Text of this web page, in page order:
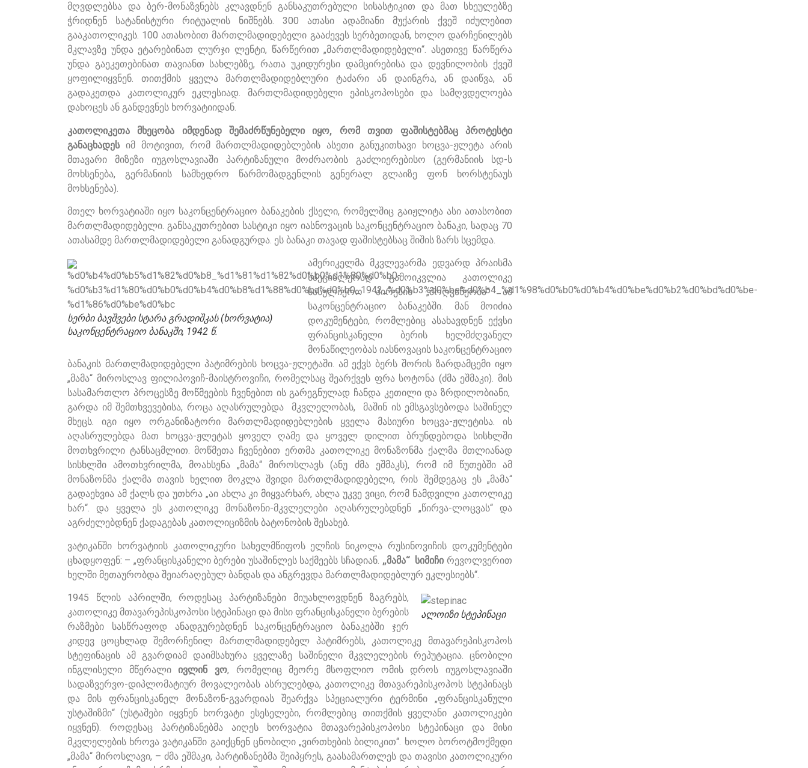
მღვდლებსა და ბერ-მონაზვნებს კლავდნენ განსაკუთრებული სისასტიკით და მათ სხეულებზე
ჭრიდნენ სატანისტური რიტუალის ნიშნებს. 300 ათასი ადამიანი მუქარის ქვეშ იძულებით
გააკათოლიკეს. 100 ათასობით მართლმადიდებელი გააძევეს სერბეთიდან, ხოლო დარჩენილებს
მკლავზე უნდა ეტარებინათ ლურჯი ლენტი, წარწერით „მართლმადიდებელი“. ასეთივე წარწერა
უნდა გაეკეთებინათ თავიანთ სახლებზე, რათა უკიდურესი დამცირებისა და დევნილობის ქვეშ
ყოფილიყვნენ. თითქმის ყველა მართლმადიდებლური ტაძარი ან დაინგრა, ან დაიწვა, ან
გადაკეთდა კათოლიკურ ეკლესიად. მართლმადიდებელი ეპისკოპოსები და სამღვდელოება
დახოცეს ან განდევნეს ხორვატიიდან.
კათოლიკეთამხეცობა იმდენად შემაძრწუნებელი იყო, რომ თვით ფაშისტებმაც პროტესტი
განაცხადესიმ მოტივით, რომ მართლმადიდებლების ასეთი განუკითხავი ხოცვა-ჟლეტა არის
მთავარი მიზეზი იუგოსლავიაში პარტიზანული მოძრაობის გაძლიერებისო (გერმანიის სდ-ს
მოხსენება, გერმანიის სამხედრო წარმომადგენლის გენერალ გლაიზე ფონ ხორსტენაუს
მოხსენება).
მთელ ხორვატიაში იყო საკონცენტრაციო ბანაკების ქსელი, რომელშიც გაიჟლიტა ასი ათასობით
მართლმადიდებელი. განსაკუთრებით სასტიკი იყო იასნოვაცის საკონცენტრაციო ბანაკი, სადაც 70
ათასამდე მართლმადიდებელი განადგურდა. ეს ბანაკი თავად ფაშისტებსაც შიშის ზარს სცემდა.
სერბი ბავშვები სტარა გრადიშკას (ხორვატია)
საკონცენტრაციო ბანაკში, 1942 წ.
ამერიკელმა მკვლევარმა ედვარდ პრაისმა
სპეციალურად გამოიკვლია კათოლიკე
სასულიერო პირების „მოღვაწეობა“ ამ
საკონცენტრაციო ბანაკებში. მან მოიძია
დოკუმენტები, რომლებიც ასახავდნენ ექვსი
ფრანცისკანელი ბერის ხელმძღვანელ
მონაწილეობას იასნოვაცის საკონცენტრაციო
ბანაკის მართლმადიდებელი პატიმრების ხოცვა-ჟლეტაში. ამ ექვს ბერს შორის ზარდამცემი იყო
„მამა“ მიროსლავ ფილიპოვიჩ-მაისტროვიჩი, რომელსაც შეარქვეს ფრა სოტონა (ძმა ეშმაკი). მის
სასამართლო პროცესზე მოწმეების ჩვენებით ის გარეგნულად ჩანდა კეთილი და ზრდილობიანი,
გარდა იმ შემთხვევებისა, როცა აღასრულებდა მკვლელობას, მაშინ ის ემსგავსებოდა საშინელ
მხეცს. იგი იყო ორგანიზატორი მართლმადიდებლების ყველა მასიური ხოცვა-ჟლეტისა. ის
აღასრულებდა მათ ხოცვა-ჟლეტას ყოველ ღამე და ყოველ დილით ბრუნდებოდა სისხლში
მოთხვრილი ტანსაცმლით. მოწმეთა ჩვენებით ერთმა კათოლიკე მონაზონმა ქალმა მთლიანად
სისხლში ამოთხვრილმა, მოახსენა „მამა“ მიროსლავს (ანუ ძმა ეშმაკს), რომ იმ წუთებში ამ
მონაზონმა ქალმა თავის ხელით მოკლა შვიდი მართლმადიდებელი, რის შემდეგაც ეს „მამა“
გადაეხვია ამ ქალს და უთხრა „აი ახლა კი მიყვარხარ, ახლა უკვე ვიცი, რომ ნამდვილი კათოლიკე
ხარ“. და ყველა ეს კათოლიკე მონაზონი-მკვლელები აღასრულებდნენ „წირვა-ლოცვას“ და
აგრძელებდნენ ქადაგებას კათოლიციზმის ბატონობის შესახებ.
ვატიკანში ხორვატიის კათოლიკური სახელმწიფოს ელჩის ნიკოლა რუსინოვიჩის დოკუმენტები
ცხადყოფენ: – „ფრანცისკანელი ბერები უსაშინლეს საქმეებს სჩადიან. „მამა“ სიმიჩი რევოლვერით
ხელში მეთაურობდა შეიარაღებულ ბანდას და ანგრევდა მართლმადიდებლურ ეკლესიებს“.
ალოიზი სტეპინაცი
1945 წლის აპრილში, როდესაც პარტიზანები მიუახლოვდნენ ზაგრებს,
კათოლიკე მთავარეპისკოპოსი სტეპინაცი და მისი ფრანცისკანელი ბერების
რაზმები სასწრაფოდ ანადგურებდნენ საკონცენტრაციო ბანაკებში ჯერ
კიდევ ცოცხლად შემორჩენილ მართლმადიდებელ პატიმრებს, კათოლიკე მთავარეპისკოპოს
სტეფინაცის ამ გვარდიამ დაიმსახურა ყველაზე საშინელი მკვლელების რეპუტაცია. ცნობილი
ინგლისელი მწერალიივლინ ვო, რომელიც მეორე მსოფლიო ომის დროს იუგოსლავიაში
სადაზვერვო-დიპლომატიურ მოვალეობას ასრულებდა, კათოლიკე მთავარეპისკოპოს სტეპინაცს
და მის ფრანცისკანელ მონაზონ-გვარდიას შეარქვა სპეციალური ტერმინი „ფრანცისკანული
უსტაშიზმი“ (უსტაშები იყვნენ ხორვატი ესესელები, რომლებიც თითქმის ყველანი კათოლიკები
იყვნენ). როდესაც პარტიზანებმა აიღეს ხორვატია მთავარეპისკოპოსი სტეპინაცი და მისი
მკვლელების ხროვა ვატიკანში გაიქცნენ ცნობილი „ვირთხების ბილიკით“. ხოლო ბოროტმოქმედი
„მამა“ მიროსლავი, – ძმა ეშმაკი, პარტიზანებმა შეიპყრეს, გაასამართლეს და თავისი კათოლიკური